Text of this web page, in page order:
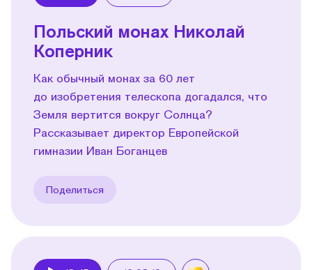
Польский монах Николай
Коперник
Как обычный монах за 60 лет
до изобретения телескопа догадался, что
Земля вертится вокруг Солнца?
Рассказывает директор Европейской
гимназии Иван Боганцев
Поделиться